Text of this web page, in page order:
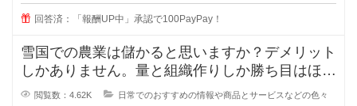
回答済：「報酬UP中」承認で100PayPay！
雪国での農業は儲かると思いますか？デメリット
しかありません。量と組織作りしか勝ち目はほと
んどありません。場所の取り合いは
閲覧数：4.62K 日常でのおすすめの情報や商品とサービスなどの色々